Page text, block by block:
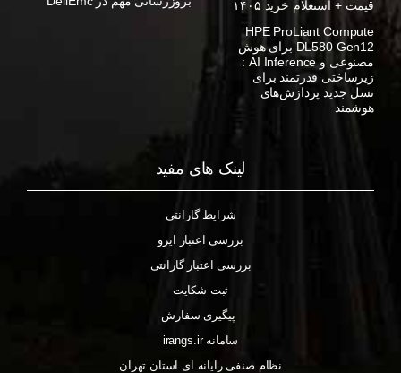
قیمت + استعلام خرید ۱۴۰۵
HPE ProLiant Compute
DL580 Gen12 برای هوش
مصنوعی و AI Inference :
زیرساختی قدرتمند برای
نسل جدید پردازش‌های
هوشمند
لینک های مفید
شرایط گارانتی
بررسی اعتبار ایزو
بررسی اعتبار گارانتی
ثبت شکایت
پیگیری سفارش
سامانه irangs.ir
نظام صنفی رایانه ای استان تهران